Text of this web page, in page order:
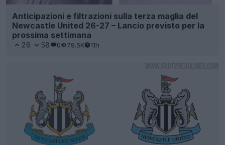
Anticipazioni e filtrazioni sulla terza maglia del
Newcastle United 26-27 – Lancio previsto per la
prossima settimana
26 58 0 79.5K 11h